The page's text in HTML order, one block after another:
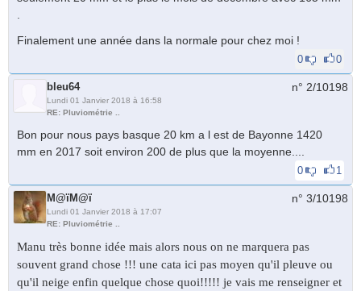
Finalement une année dans la normale pour chez moi !
0 0
bleu64
Lundi 01 Janvier 2018 à 16:58
RE: Pluviométrie ..
n° 2/10198
Bon pour nous pays basque 20 km a l est de Bayonne 1420
mm en 2017 soit environ 200 de plus que la moyenne....
0 1
M@ïM@ï
Lundi 01 Janvier 2018 à 17:07
RE: Pluviométrie ..
n° 3/10198
Manu très bonne idée mais alors nous on ne marquera pas
souvent grand chose !!! une cata ici pas moyen qu'il pleuve ou
qu'il neige enfin quelque chose quoi!!!!! je vais me renseigner et